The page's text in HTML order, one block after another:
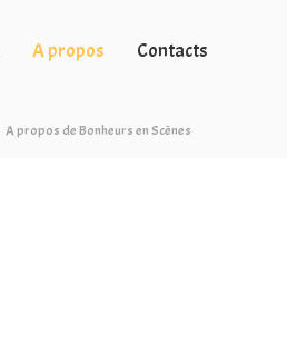
A propos Contacts
A propos de Bonheurs en Scènes